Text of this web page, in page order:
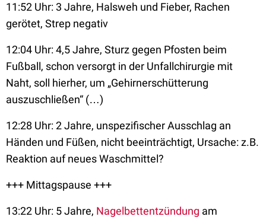
11:52 Uhr: 3 Jahre, Halsweh und Fieber, Rachen
gerötet, Strep negativ
12:04 Uhr: 4,5 Jahre, Sturz gegen Pfosten beim
Fußball, schon versorgt in der Unfallchirurgie mit
Naht, soll hierher, um „Gehirnerschütterung
auszuschließen“ (…)
12:28 Uhr: 2 Jahre, unspezifischer Ausschlag an
Händen und Füßen, nicht beeinträchtigt, Ursache: z.B.
Reaktion auf neues Waschmittel?
+++ Mittagspause +++
13:22 Uhr: 5 Jahre, Nagelbettentzündung am